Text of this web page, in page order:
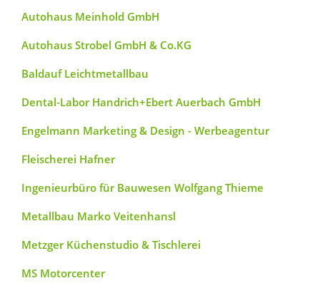
Autohaus Meinhold GmbH
Autohaus Strobel GmbH & Co.KG
Baldauf Leichtmetallbau
Dental-Labor Handrich+Ebert Auerbach GmbH
Engelmann Marketing & Design - Werbeagentur
Fleischerei Hafner
Ingenieurbüro für Bauwesen Wolfgang Thieme
Metallbau Marko Veitenhansl
Metzger Küchenstudio & Tischlerei
MS Motorcenter